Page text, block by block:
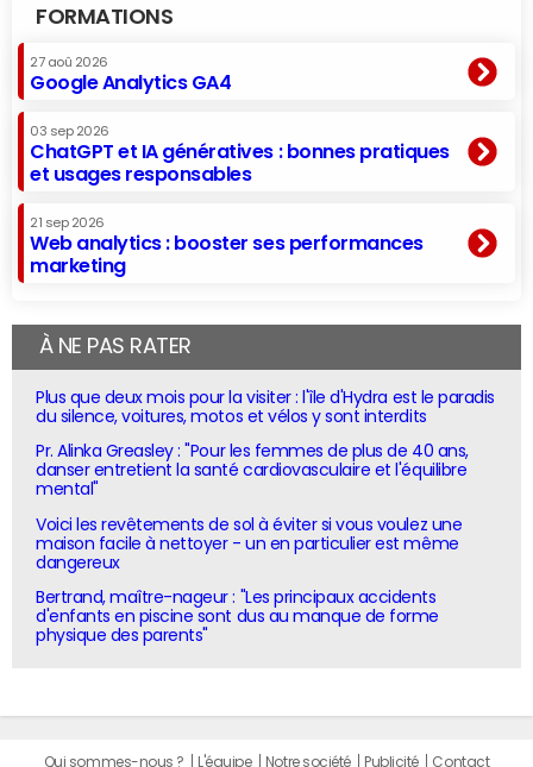
FORMATIONS
27 aoû 2026
Google Analytics GA4
03 sep 2026
ChatGPT et IA génératives : bonnes pratiques
et usages responsables
21 sep 2026
Web analytics : booster ses performances
marketing
À NE PAS RATER
Plus que deux mois pour la visiter : l'île d'Hydra est le paradis
du silence, voitures, motos et vélos y sont interdits
Pr. Alinka Greasley : "Pour les femmes de plus de 40 ans,
danser entretient la santé cardiovasculaire et l'équilibre
mental"
Voici les revêtements de sol à éviter si vous voulez une
maison facile à nettoyer - un en particulier est même
dangereux
Bertrand, maître-nageur : "Les principaux accidents
d'enfants en piscine sont dus au manque de forme
physique des parents"
Qui sommes-nous ? L'équipe Notre société Publicité Contact